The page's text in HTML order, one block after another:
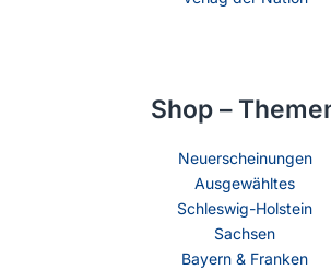
Shop –
Neuerscheinungen
Ausgewähltes
Schleswig-Holstein
Sachsen
Bayern & Franken